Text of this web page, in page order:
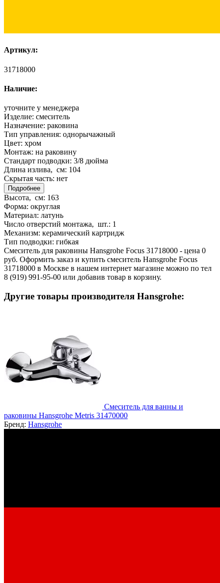
Артикул:
31718000
Наличие:
уточните у менеджера
Изделие: смеситель
Назначение: раковина
Тип управления: однорычажный
Цвет: хром
Монтаж: на раковину
Стандарт подводки: 3/8 дюйма
Длина излива, см: 104
Скрытая часть: нет
Подробнее
Высота, см: 163
Форма: округлая
Материал: латунь
Число отверстий монтажа, шт.: 1
Механизм: керамический картридж
Тип подводки: гибкая
Смеситель для раковины Hansgrohe Focus 31718000 - цена 0
руб. Оформить заказ и купить смеситель Hansgrohe Focus
31718000 в Москве в нашем интернет магазине можно по тел
8 (919) 991-95-00 или добавив товар в корзину.
Другие товары производителя Hansgrohe:
Смеситель для ванны и
раковины Hansgrohe Metris 31470000
Бренд: Hansgrohe